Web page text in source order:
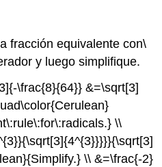
fracción equivalente con\
y luego simplifique.
\frac{8}{64}} &=\sqrt[3]
\\
\\ &=\frac{-2}